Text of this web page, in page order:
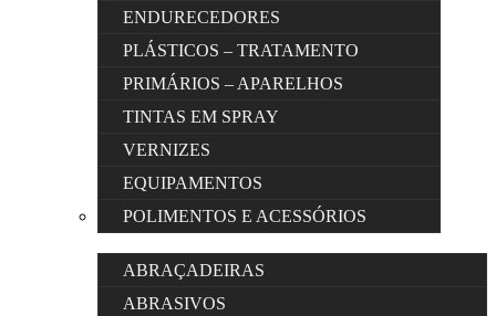
ENDURECEDORES
PLÁSTICOS – TRATAMENTO
PRIMÁRIOS – APARELHOS
TINTAS EM SPRAY
VERNIZES
EQUIPAMENTOS
POLIMENTOS E ACESSÓRIOS
ABRAÇADEIRAS
ABRASIVOS